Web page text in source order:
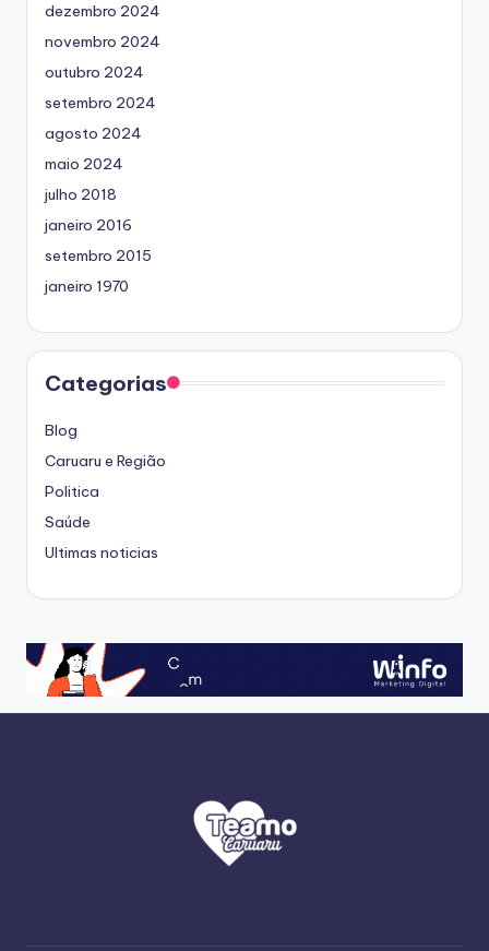
dezembro 2024
novembro 2024
outubro 2024
setembro 2024
agosto 2024
maio 2024
julho 2018
janeiro 2016
setembro 2015
janeiro 1970
Categorias
Blog
Caruaru e Região
Politica
Saúde
Ultimas noticias